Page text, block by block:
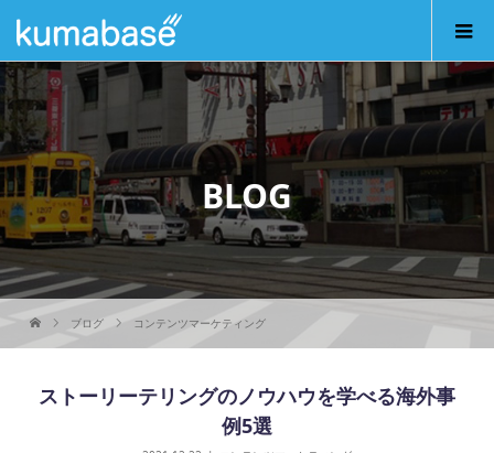
BLOG
ブログ コンテンツマーケティング
ストーリーテリングのノウハウを学べる海外事
例5選